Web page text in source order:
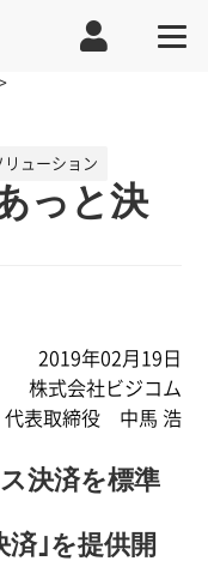
リューション
っと決
2019年02月19日
株式会社ビジコム
代表取締役 中馬 浩
決済を標準
｣を提供開